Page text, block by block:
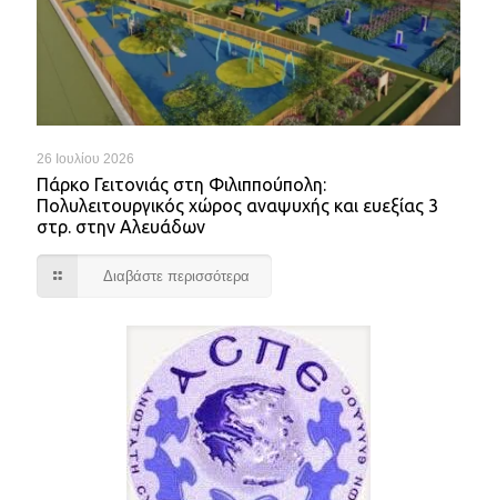
26 Ιουλίου 2026
Πάρκο Γειτονιάς στη Φιλιππούπολη:
Πολυλειτουργικός χώρος αναψυχής και ευεξίας 3
στρ. στην Αλευάδων
Διαβάστε περισσότερα